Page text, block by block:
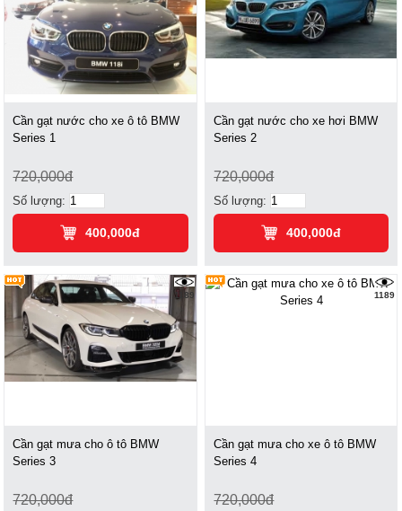
Cần gạt nước cho xe ô tô BMW
Series 1
720,000đ
Số lượng:
400,000đ
Cần gạt nước cho xe hơi BMW
Series 2
720,000đ
Số lượng:
400,000đ
1189
Cần gạt mưa cho ô tô BMW
Series 3
720,000đ
1189
Cần gạt mưa cho xe ô tô BMW
Series 4
720,000đ